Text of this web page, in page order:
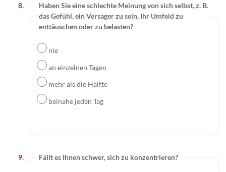
Haben Sie eine schlechte Meinung von sich selbst, z. B.
das Gefühl, ein Versager zu sein, Ihr Umfeld zu
enttäuschen oder zu belasten?
nie
an einzelnen Tagen
mehr als die Hälfte
beinahe jeden Tag
Fällt es Ihnen schwer, sich zu konzentrieren?